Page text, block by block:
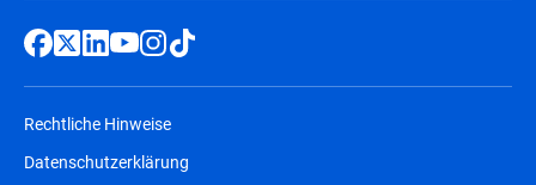
Rechtliche Hinweise
Datenschutzerklärung